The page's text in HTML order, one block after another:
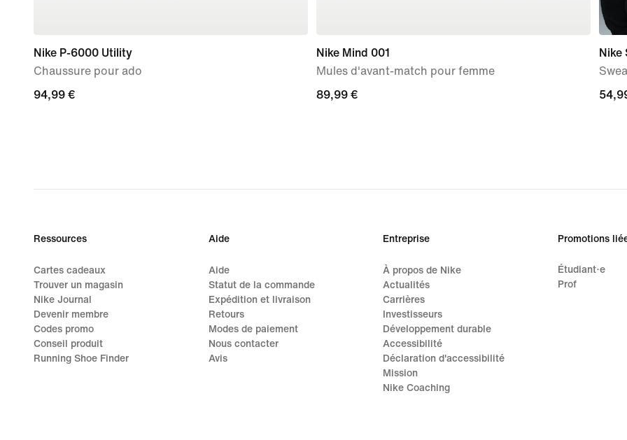
Nike P-6000 Utility
Chaussure pour ado
94,99 €
94,99 €
Nike Mind 001
Mules d'avant-match pour femme
89,99 €
89,99 €
Nike
Ressources
Cartes cadeaux
Trouver un magasin
Nike Journal
Devenir membre
Codes promo
Conseil produit
Running Shoe Finder
Aide
Aide
Statut de la commande
Expédition et livraison
Retours
Modes de paiement
Nous contacter
Avis
Entreprise
À propos de Nike
Actualités
Carrières
Investisseurs
Développement durable
Accessibilité
Déclaration d'accessibilité
Mission
Nike Coaching
Promotions
Étudiant·e
Prof